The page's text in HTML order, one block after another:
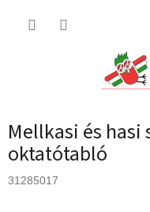
Mellkasi és hasi
oktatótabló
31285017